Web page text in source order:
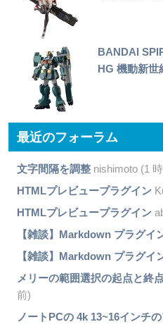
BANDAI
HG 機動新
最近のフォーラム
文字間隔を調整nishimoto (1
HTMLプレビュープラグイン
HTMLプレビュープラグイン
【雑談】Markdown プラグイ
【雑談】Markdown プラグイ
メリーの範囲選択の起点と終
前)
ノートPCの 4k 13~16インチ